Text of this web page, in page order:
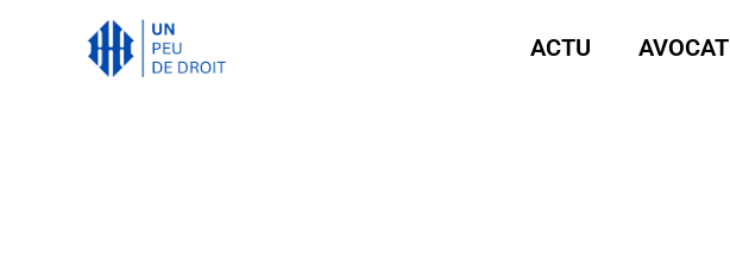
ACTU AVOCAT